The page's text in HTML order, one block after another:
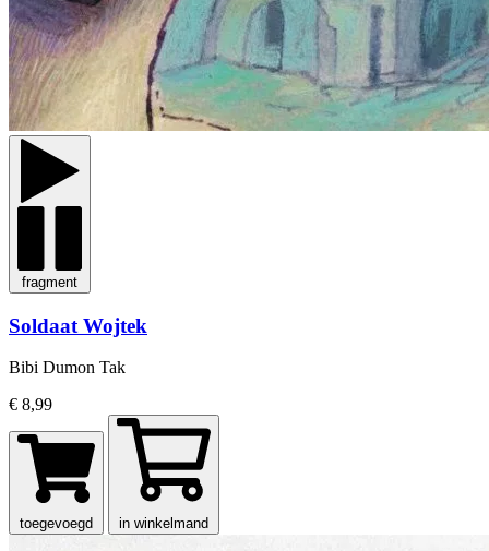
fragment
Soldaat Wojtek
Bibi Dumon Tak
€ 8,99
toegevoegd in winkelmand